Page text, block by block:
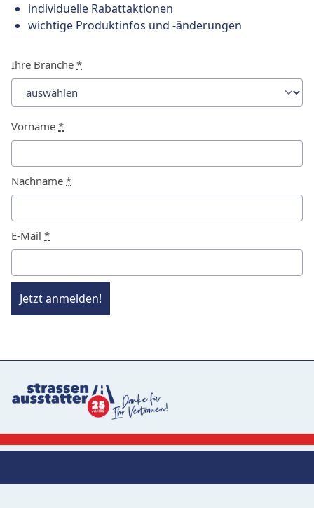
individuelle Rabattaktionen
wichtige Produktinfos und -änderungen
Ihre Branche *
Vorname *
Nachname *
E-Mail *
Jetzt anmelden!